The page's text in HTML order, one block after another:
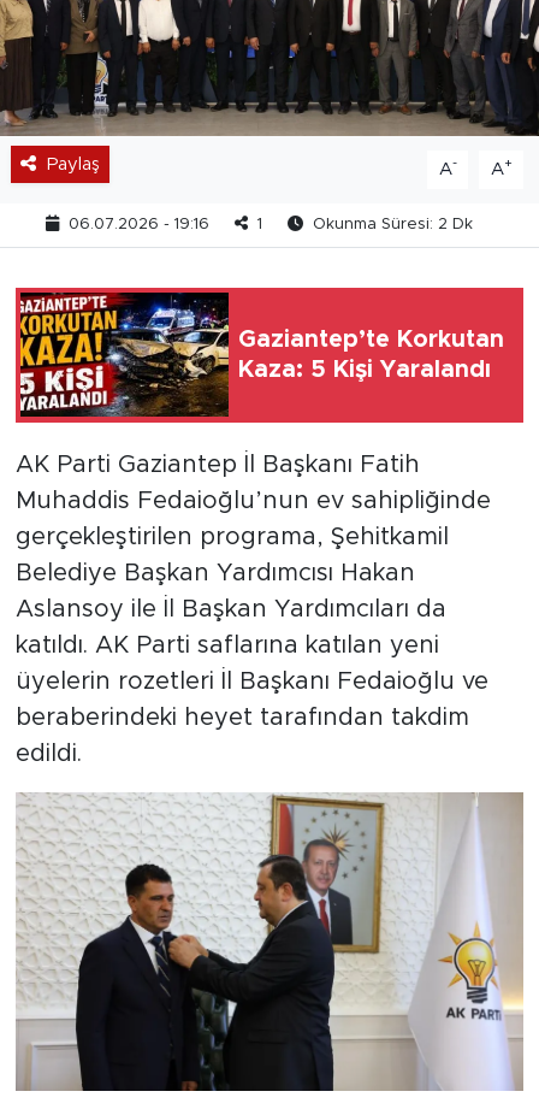
Paylaş A- A+
06.07.2026 - 19:16 1 Okunma Süresi: 2 Dk
Gaziantep’te Korkutan
Kaza: 5 Kişi Yaralandı
AK Parti Gaziantep İl Başkanı Fatih
Muhaddis Fedaioğlu’nun ev sahipliğinde
gerçekleştirilen programa, Şehitkamil
Belediye Başkan Yardımcısı Hakan
Aslansoy ile İl Başkan Yardımcıları da
katıldı. AK Parti saflarına katılan yeni
üyelerin rozetleri İl Başkanı Fedaioğlu ve
beraberindeki heyet tarafından takdim
edildi.